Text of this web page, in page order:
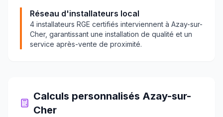
Réseau d'installateurs local
4 installateurs RGE certifiés interviennent à Azay-sur-
Cher, garantissant une installation de qualité et un
service après-vente de proximité.
Calculs personnalisés Azay-sur-
Cher